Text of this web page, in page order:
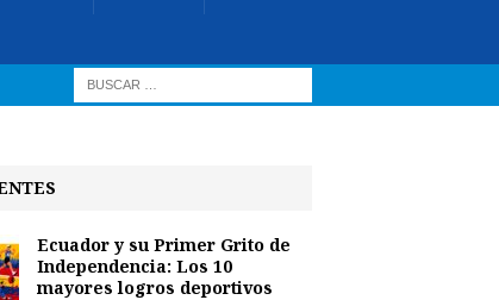
Ecuador y su Primer Grito de
Independencia: Los 10
mayores logros deportivos